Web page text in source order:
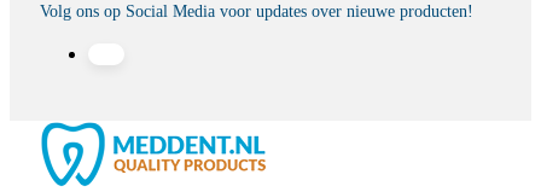
Volg ons op Social Media voor updates over nieuwe producten!